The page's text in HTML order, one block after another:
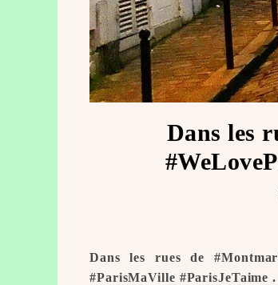
Dans les
Dans les rues de
#ParisMaVille #ParisJeTaime ️.